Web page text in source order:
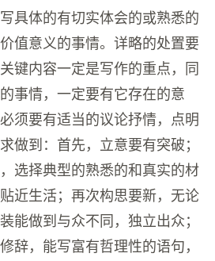
具体的有切实体会的或熟悉的
值意义的事情。详略的处置要
键内容一定是写作的重点，同
事情，一定要有它存在的意
须要有适当的议论抒情，点明
做到：首先，立意要有突破；
选择典型的熟悉的和真实的材
近生活；再次构思要新，无论
能做到与众不同，独立出众；
辞，能写富有哲理性的语句，